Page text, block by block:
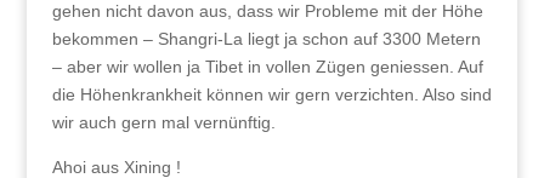
gehen nicht davon aus, dass wir Probleme mit der Höhe
bekommen – Shangri-La liegt ja schon auf 3300 Metern
– aber wir wollen ja Tibet in vollen Zügen geniessen. Auf
die Höhenkrankheit können wir gern verzichten. Also sind
wir auch gern mal vernünftig.
Ahoi aus Xining !